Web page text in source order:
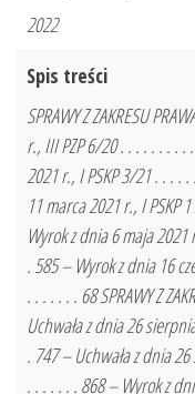
2022
Spis treści
SPRAWY Z ZAKRESU
r., III PZP 6/20 . . . . . . . .
2021 r., I PSKP 3/21 . . . .
11 marca 2021 r., I PSKP
Wyrok z dnia 6 maja
. 585 – Wyrok z dnia 16
. . . . . . . 68 SPRAWY Z
Uchwała z dnia 26
. 747 – Uchwała z dnia
. . . . . . . 868 – Wyrok z